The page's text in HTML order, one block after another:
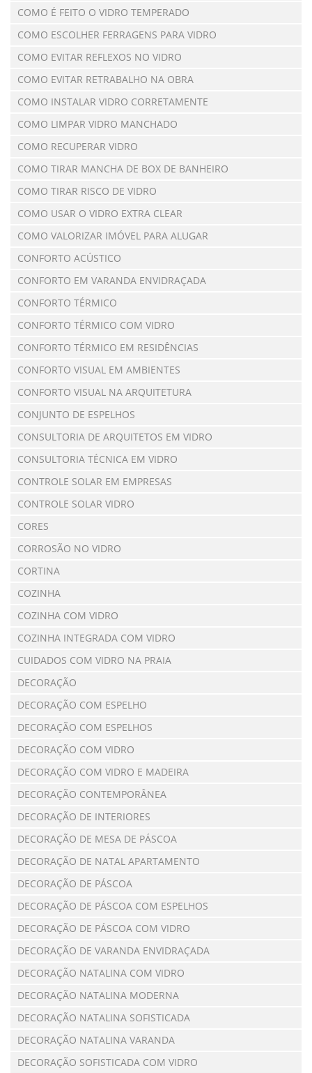
COMO É FEITO O VIDRO TEMPERADO
COMO ESCOLHER FERRAGENS PARA VIDRO
COMO EVITAR REFLEXOS NO VIDRO
COMO EVITAR RETRABALHO NA OBRA
COMO INSTALAR VIDRO CORRETAMENTE
COMO LIMPAR VIDRO MANCHADO
COMO RECUPERAR VIDRO
COMO TIRAR MANCHA DE BOX DE BANHEIRO
COMO TIRAR RISCO DE VIDRO
COMO USAR O VIDRO EXTRA CLEAR
COMO VALORIZAR IMÓVEL PARA ALUGAR
CONFORTO ACÚSTICO
CONFORTO EM VARANDA ENVIDRAÇADA
CONFORTO TÉRMICO
CONFORTO TÉRMICO COM VIDRO
CONFORTO TÉRMICO EM RESIDÊNCIAS
CONFORTO VISUAL EM AMBIENTES
CONFORTO VISUAL NA ARQUITETURA
CONJUNTO DE ESPELHOS
CONSULTORIA DE ARQUITETOS EM VIDRO
CONSULTORIA TÉCNICA EM VIDRO
CONTROLE SOLAR EM EMPRESAS
CONTROLE SOLAR VIDRO
CORES
CORROSÃO NO VIDRO
CORTINA
COZINHA
COZINHA COM VIDRO
COZINHA INTEGRADA COM VIDRO
CUIDADOS COM VIDRO NA PRAIA
DECORAÇÃO
DECORAÇÃO COM ESPELHO
DECORAÇÃO COM ESPELHOS
DECORAÇÃO COM VIDRO
DECORAÇÃO COM VIDRO E MADEIRA
DECORAÇÃO CONTEMPORÂNEA
DECORAÇÃO DE INTERIORES
DECORAÇÃO DE MESA DE PÁSCOA
DECORAÇÃO DE NATAL APARTAMENTO
DECORAÇÃO DE PÁSCOA
DECORAÇÃO DE PÁSCOA COM ESPELHOS
DECORAÇÃO DE PÁSCOA COM VIDRO
DECORAÇÃO DE VARANDA ENVIDRAÇADA
DECORAÇÃO NATALINA COM VIDRO
DECORAÇÃO NATALINA MODERNA
DECORAÇÃO NATALINA SOFISTICADA
DECORAÇÃO NATALINA VARANDA
DECORAÇÃO SOFISTICADA COM VIDRO